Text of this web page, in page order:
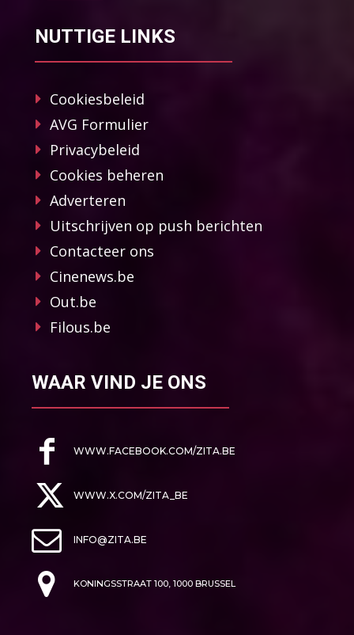
NUTTIGE LINKS
Cookiesbeleid
AVG Formulier
Privacybeleid
Cookies beheren
Adverteren
Uitschrijven op push berichten
Contacteer ons
Cinenews.be
Out.be
Filous.be
WAAR VIND JE ONS
WWW.FACEBOOK.COM/ZITA.BE
WWW.X.COM/ZITA_BE
INFO@ZITA.BE
KONINGSSTRAAT 100, 1000 BRUSSEL